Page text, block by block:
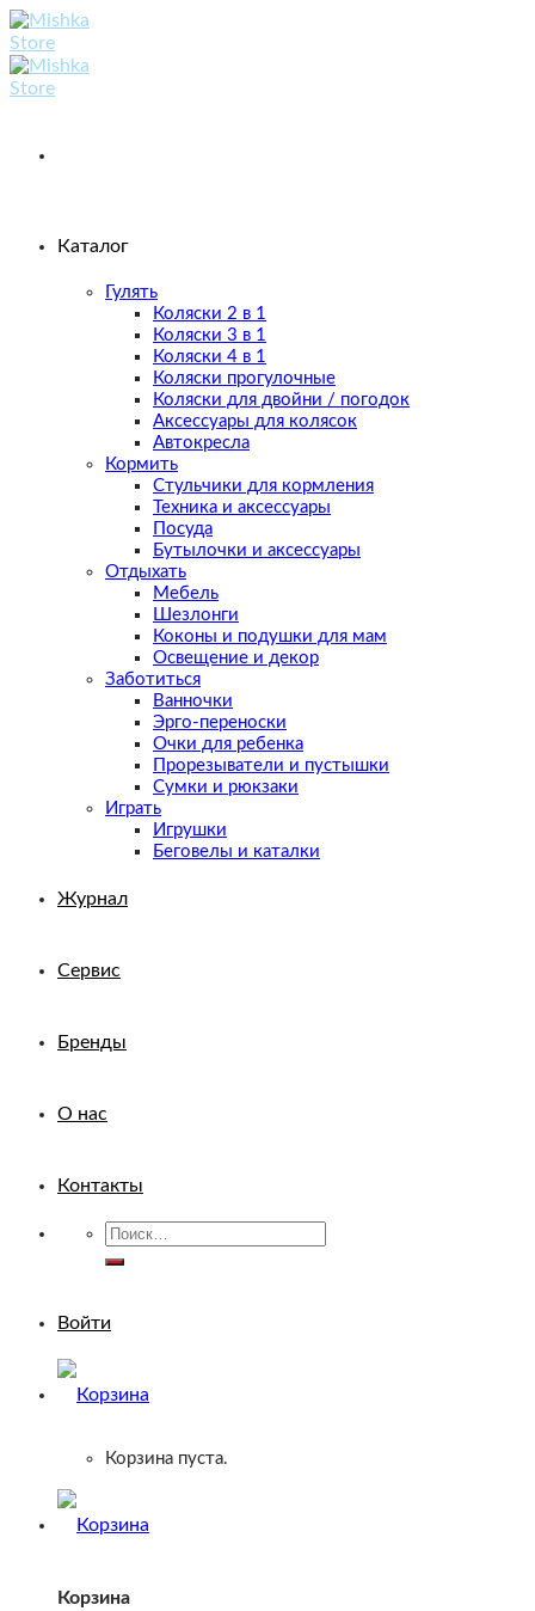
Skip
to
content
Каталог
Гулять
Коляски 2 в 1
Коляски 3 в 1
Коляски 4 в 1
Коляски прогулочные
Коляски для двойни / погодок
Аксессуары для колясок
Автокресла
Кормить
Стульчики для кормления
Техника и аксессуары
Посуда
Бутылочки и аксессуары
Отдыхать
Мебель
Шезлонги
Коконы и подушки для мам
Освещение и декор
Заботиться
Ванночки
Эрго-переноски
Очки для ребенка
Прорезыватели и пустышки
Сумки и рюкзаки
Играть
Игрушки
Беговелы и каталки
Журнал
Сервис
Бренды
О нас
Контакты
Искать:
Войти
Корзина пуста.
Корзина